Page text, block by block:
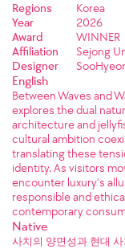
Regions
Korea
Year
2026
Award
WINNER
Affiliation
Sejong
Designer
English
Between Waves and
explores the dual
architecture and
cultural ambition
translating these
identity. As visitors
encounter luxury’s
responsible and
contemporary
Native
사치의 양면성과 현대